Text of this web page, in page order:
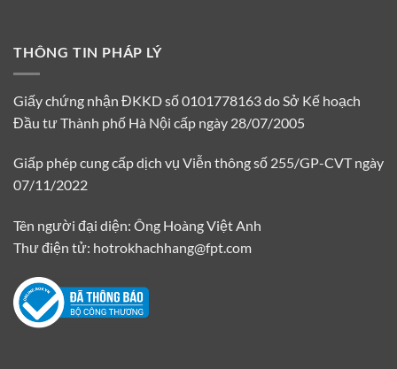
THÔNG TIN PHÁP LÝ
Giấy chứng nhận ĐKKD số 0101778163 do Sở Kế hoạch
Đầu tư Thành phố Hà Nội cấp ngày 28/07/2005
Giấp phép cung cấp dịch vụ Viễn thông số 255/GP-CVT ngày
07/11/2022
Tên người đại diện: Ông Hoàng Việt Anh
Thư điện tử: hotrokhachhang@fpt.com